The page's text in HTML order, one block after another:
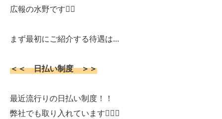
広報の水野です🕵🏻
まず最初にご紹介する待遇は…
＜＜ 日払い制度 ＞＞
最近流行りの日払い制度！！
弊社でも取り入れています🧗🏻‍♂️